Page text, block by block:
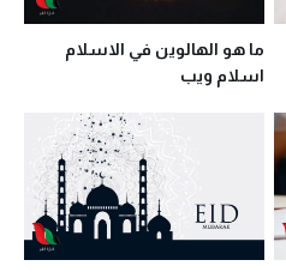
ما هو الهالوين في الاسلام
اسلام ويب